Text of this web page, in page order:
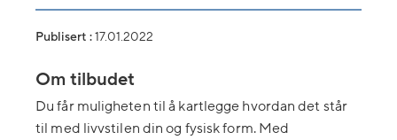
Publisert : 17.01.2022
Om tilbudet
Du får muligheten til å kartlegge hvordan det står
til med livvstilen din og fysisk form. Med